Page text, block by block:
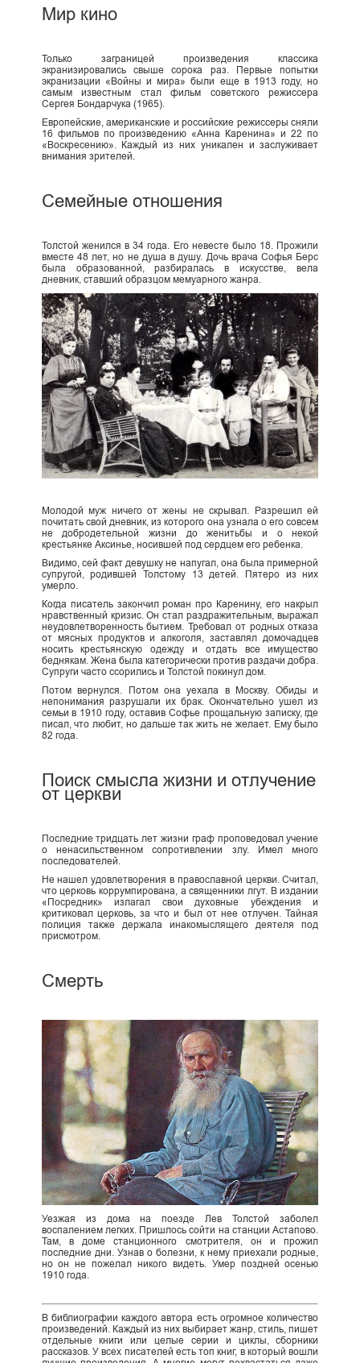
Мир кино
Только заграницей произведения классика
экранизировались свыше сорока раз. Первые попытки
экранизации «Войны и мира» были еще в 1913 году, но
самым известным стал фильм советского режиссера
Сергея Бондарчука (1965).
Европейские, американские и российские режиссеры сняли
16 фильмов по произведению «Анна Каренина» и 22 по
«Воскресению». Каждый из них уникален и заслуживает
внимания зрителей.
Семейные отношения
Толстой женился в 34 года. Его невесте было 18. Прожили
вместе 48 лет, но не душа в душу. Дочь врача Софья Берс
была образованной, разбиралась в искусстве, вела
дневник, ставший образцом мемуарного жанра.
Молодой муж ничего от жены не скрывал. Разрешил ей
почитать свой дневник, из которого она узнала о его совсем
не добродетельной жизни до женитьбы и о некой
крестьянке Аксинье, носившей под сердцем его ребенка.
Видимо, сей факт девушку не напугал, она была примерной
супругой, родившей Толстому 13 детей. Пятеро из них
умерло.
Когда писатель закончил роман про Каренину, его накрыл
нравственный кризис. Он стал раздражительным, выражал
неудовлетворенность бытием. Требовал от родных отказа
от мясных продуктов и алкоголя, заставлял домочадцев
носить крестьянскую одежду и отдать все имущество
беднякам. Жена была категорически против раздачи добра.
Супруги часто ссорились и Толстой покинул дом.
Потом вернулся. Потом она уехала в Москву. Обиды и
непонимания разрушали их брак. Окончательно ушел из
семьи в 1910 году, оставив Софье прощальную записку, где
писал, что любит, но дальше так жить не желает. Ему было
82 года.
Поиск смысла жизни и отлучение
от церкви
Последние тридцать лет жизни граф проповедовал учение
о ненасильственном сопротивлении злу. Имел много
последователей.
Не нашел удовлетворения в православной церкви. Считал,
что церковь коррумпирована, а священники лгут. В издании
«Посредник» излагал свои духовные убеждения и
критиковал церковь, за что и был от нее отлучен. Тайная
полиция также держала инакомыслящего деятеля под
присмотром.
Смерть
Уезжая из дома на поезде Лев Толстой заболел
воспалением легких. Пришлось сойти на станции Астапово.
Там, в доме станционного смотрителя, он и прожил
последние дни. Узнав о болезни, к нему приехали родные,
но он не пожелал никого видеть. Умер поздней осенью
1910 года.
В библиографии каждого автора есть огромное количество
произведений. Каждый из них выбирает жанр, стиль, пишет
отдельные книги или целые серии и циклы, сборники
рассказов. У всех писателей есть топ книг, в который вошли